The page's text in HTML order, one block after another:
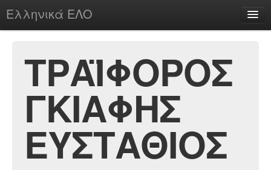
Ελληνικά ΕΛΟ
chesstu.be @ discord
Login
ΤΡΑΪΦΟΡΟΣ
ΓΚΙΑΦΗΣ
ΕΥΣΤΑΘΙΟΣ